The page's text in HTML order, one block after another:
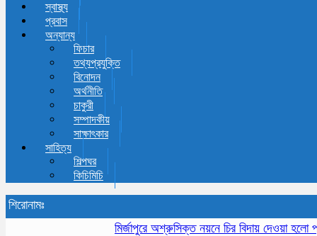
স্বাস্থ্য
প্রবাস
অন্যান্য
ফিচার
তথ্যপ্রযুক্তি
বিনোদন
অর্থনীতি
চাকুরী
সম্পাদকীয়
সাক্ষাৎকার
সাহিত্য
শিল্পঘর
কিচিমিচি
শিরোনামঃ
মির্জাপুরে অশ্রুসিক্ত নয়নে চির বিদায় দেওয়া হলো প্রবীন